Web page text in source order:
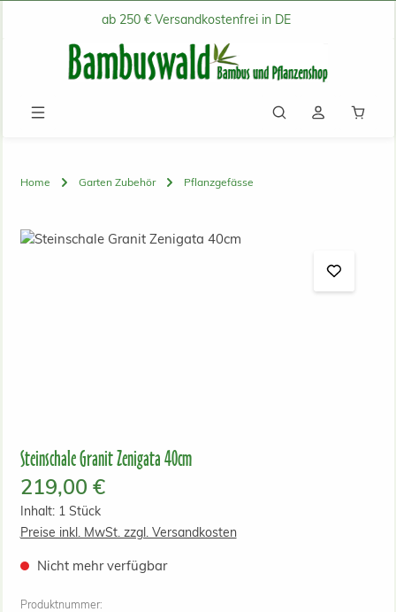
Zum Hauptinhalt springenab 250 € Versandkostenfrei in DE
Home Garten Zubehör Pflanzgefässe
Bildergalerie überspringen
Steinschale Granit Zenigata 40cm
Regulärer Preis:
219,00 €
Inhalt: 1 Stück
Preise inkl. MwSt. zzgl. Versandkosten
Nicht mehr verfügbar
Produktnummer: